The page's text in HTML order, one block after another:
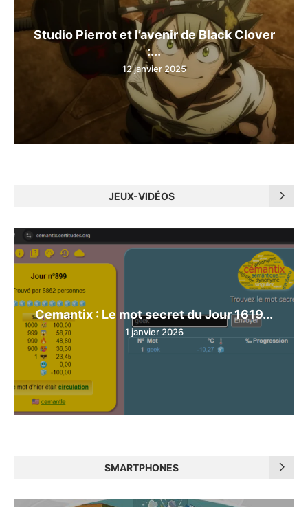
Studio Pierrot et l’avenir de Black Clover
:...
12 janvier 2025
JEUX-VIDÉOS
Cemantix : Le mot secret du Jour 1619...
1 janvier 2026
SMARTPHONES